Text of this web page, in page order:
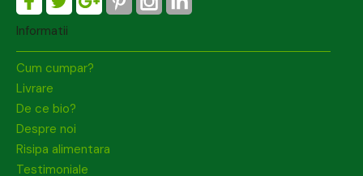
Informatii
Cum cumpar?
Livrare
De ce bio?
Despre noi
Risipa alimentara
Testimoniale